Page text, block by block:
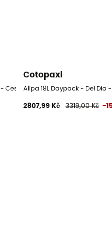
- Cestovní batoh
Cotopaxi
Allpa 18L Daypack - Del Dia
2807,99 Kč 3319,00 Kč -